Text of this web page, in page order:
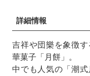
詳細情報
吉祥や団樂を象徴
華菓子「月餅」。
中でも人気の「潮